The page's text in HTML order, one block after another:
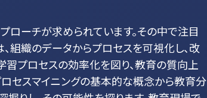
ローチが求められています。その中で注目
、組織のデータからプロセスを可視化し、改
習プロセスの効率化を図り、教育の質向上
セスマイニングの基本的な概念から教育分